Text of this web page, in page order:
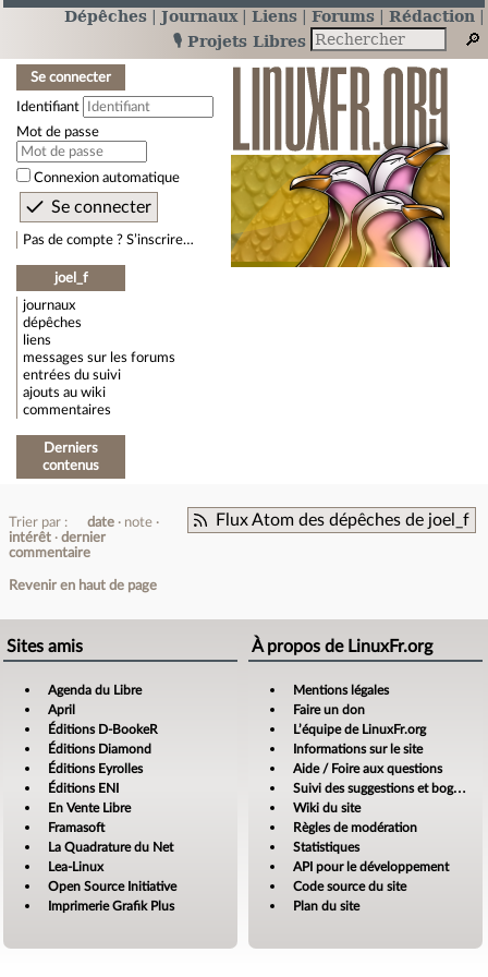
Dépêches Journaux Liens Forums
Rédaction
🎙️ Projets Libres
Se connecter
Identifiant
Mot de passe
Connexion automatique
Pas de compte ? S’inscrire…
joel_f
journaux
dépêches
liens
messages sur les forums
entrées du suivi
ajouts au wiki
commentaires
Derniers
contenus
Flux Atom des dépêches de joel_f
Trier par : date
note
intérêt
dernier
commentaire
Revenir en haut de page
Sites amis
Agenda du Libre
April
Éditions D-BookeR
Éditions Diamond
Éditions Eyrolles
Éditions ENI
En Vente Libre
Framasoft
La Quadrature du Net
Lea-Linux
Open Source Initiative
Imprimerie Grafik Plus
À propos de LinuxFr.org
Mentions légales
Faire un don
L’équipe de LinuxFr.org
Informations sur le site
Aide / Foire aux questions
Suivi des suggestions et bogues
Wiki du site
Règles de modération
Statistiques
API pour le développement
Code source du site
Plan du site